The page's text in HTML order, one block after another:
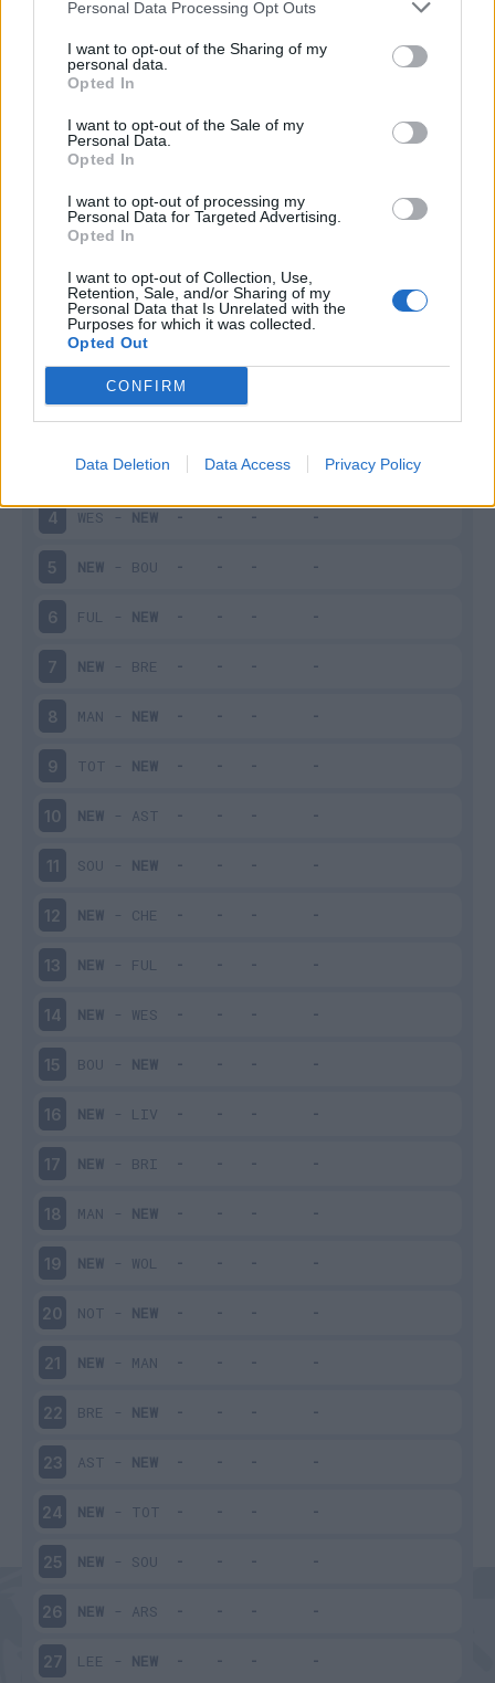
Personal Data Processing Opt Outs
I want to opt-out of the Sharing of my
personal data.
Opted In
I want to opt-out of the Sale of my
Personal Data.
Opted In
I want to opt-out of processing my
Personal Data for Targeted Advertising.
Opted In
I want to opt-out of Collection, Use,
Retention, Sale, and/or Sharing of my
Personal Data that Is Unrelated with the
Purposes for which it was collected.
Opted Out
CONFIRM
Data Deletion Data Access Privacy Policy
29 - 100
Scarica riepilogo
stagionale
Giornata Voto FVEntrato Uscito
1 NEW-MAN
2 WOL-NEW
NEW-CRY
4 WES - NEW
5 NEW - BOU
6 FUL - NEW
7 NEW - BRE
8 MAN - NEW
9 TOT - NEW
10 NEW - AST
11 SOU - NEW
12 NEW - CHE
13 NEW - FUL
14 NEW - WES
15 BOU - NEW
16 NEW - LIV
17 NEW - BRI
18 MAN - NEW
19 NEW - WOL
20 NOT - NEW
21 NEW - MAN
22 BRE - NEW
23 AST - NEW
24 NEW - TOT
25 NEW - SOU
26 NEW - ARS
27 LEE - NEW